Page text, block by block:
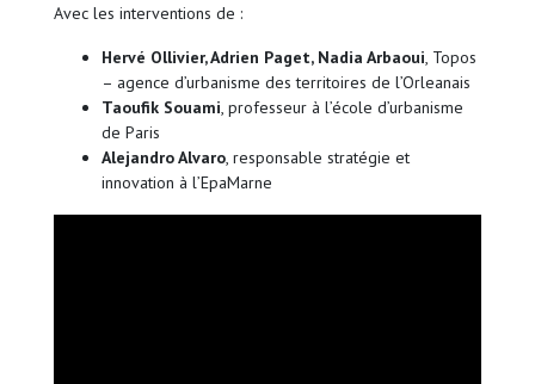
Avec les interventions de :
Hervé Ollivier, Adrien Paget, Nadia Arbaoui, Topos
– agence d’urbanisme des territoires de l’Orleanais
Taoufik Souami, professeur à l’école d’urbanisme
de Paris
Alejandro Alvaro, responsable stratégie et
innovation à l’EpaMarne